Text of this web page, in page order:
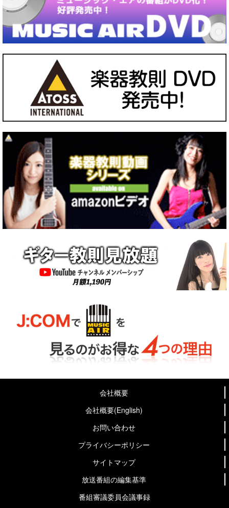
会社概要
会社概要(English)
お問い合わせ
プライバシーポリシー
サイトマップ
放送番組の編集基準
番組審議委員会議事録